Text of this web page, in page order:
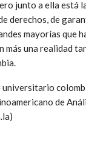
junto a ella está
derechos, de
mayorías que
más una realidad
universitario
de